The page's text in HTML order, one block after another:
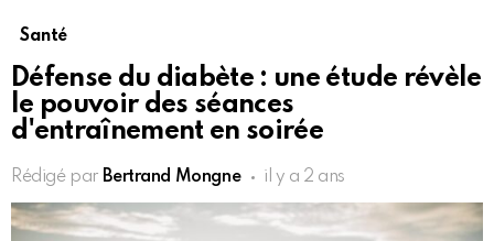
Santé
Défense du diabète : une étude révèle
le pouvoir des séances
d'entraînement en soirée
Rédigé par Bertrand Mongne il y a 2 ans